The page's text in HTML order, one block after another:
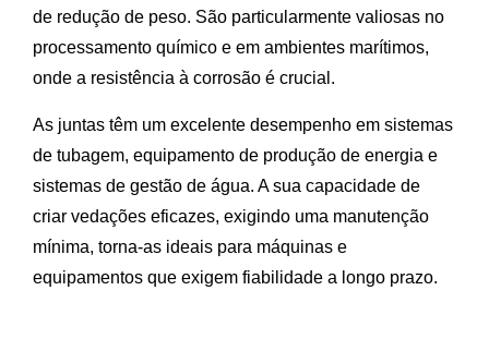
de redução de peso. São particularmente valiosas no
processamento químico e em ambientes marítimos,
onde a resistência à corrosão é crucial.
As juntas têm um excelente desempenho em sistemas
de tubagem, equipamento de produção de energia e
sistemas de gestão de água. A sua capacidade de
criar vedações eficazes, exigindo uma manutenção
mínima, torna-as ideais para máquinas e
equipamentos que exigem fiabilidade a longo prazo.